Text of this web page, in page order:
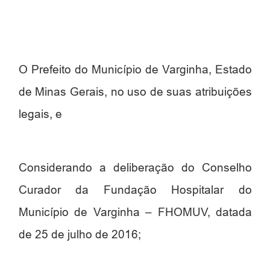
O Prefeito do Município de Varginha, Estado
de Minas Gerais, no uso de suas atribuições
legais, e
Considerando a deliberação do Conselho
Curador da Fundação Hospitalar do
Município de Varginha – FHOMUV, datada
de 25 de julho de 2016;